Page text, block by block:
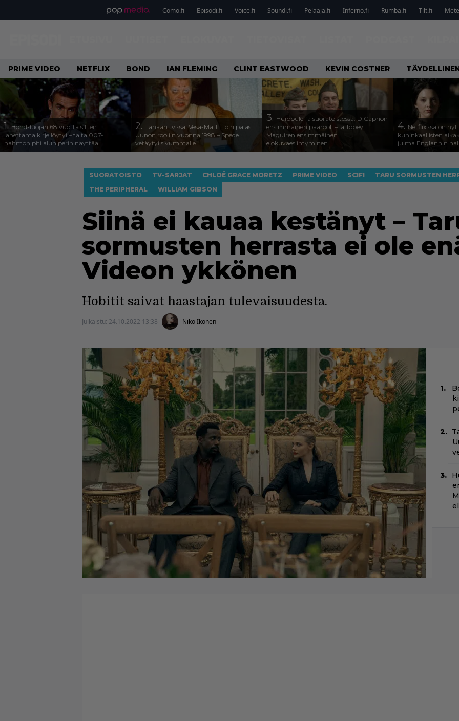
Como.fi Episodi.fi Voice.fi Soundi.fi Pelaaja.fi Inferno.fi Rumba.fi Tilt.fi
PRIME VIDEO NETFLIX BOND IAN FLEMING CLINT EASTWOOD KEVIN COSTNER
1. Bond-luojan 68 vuotta sitten
lähettämä kirje löytyi – tältä 007-
hahmon piti alun perin näyttää
2. Tänään tv:ssä: Vesa-Matti Loiri palasi
Uunon rooliin vuonna 1998 – Spede
vetäytyi sivummalle
3. Huippuleffa suoratoistossa: DiCaprion
ensimmäinen päärooli – ja Tobey
Maguiren ensimmäinen
elokuvaesiintyminen
4. Netflixissä on
kuninkaallisten
julma Englannin
SUORATOISTO TV-SARJAT CHLOË GRACE MORETZ PRIME VIDEO SCIFI
TARU SORMUSTEN
THE PERIPHERAL
WILLIAM GIBSON
Siinä ei kauaa kestänyt –
sormusten herrasta ei ole
Videon ykkönen
Hobitit saivat haastajan tulevaisuudesta.
Julkaistu: 24.10.2022 13:38 Niko Ikonen